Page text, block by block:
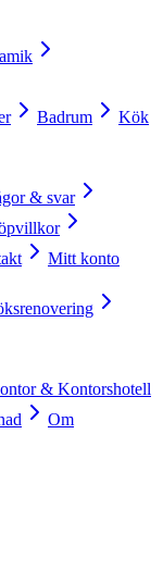
Badrum
Kök
& svar
Mitt konto
& Kontorshotell
Om